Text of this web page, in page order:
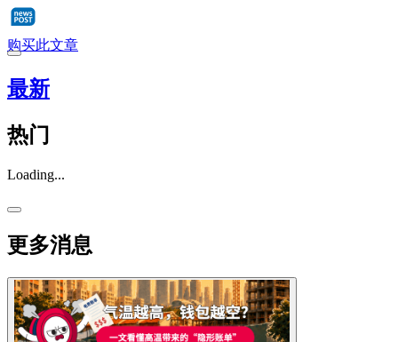
购买此文章
最新
热门
Loading...
更多消息